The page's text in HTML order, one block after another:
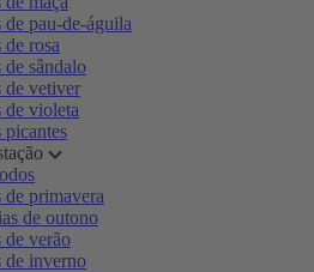
de pau-de-águila
de rosa
de sândalo
de vetiver
de violeta
picantes
de primavera
de outono
de verão
de inverno